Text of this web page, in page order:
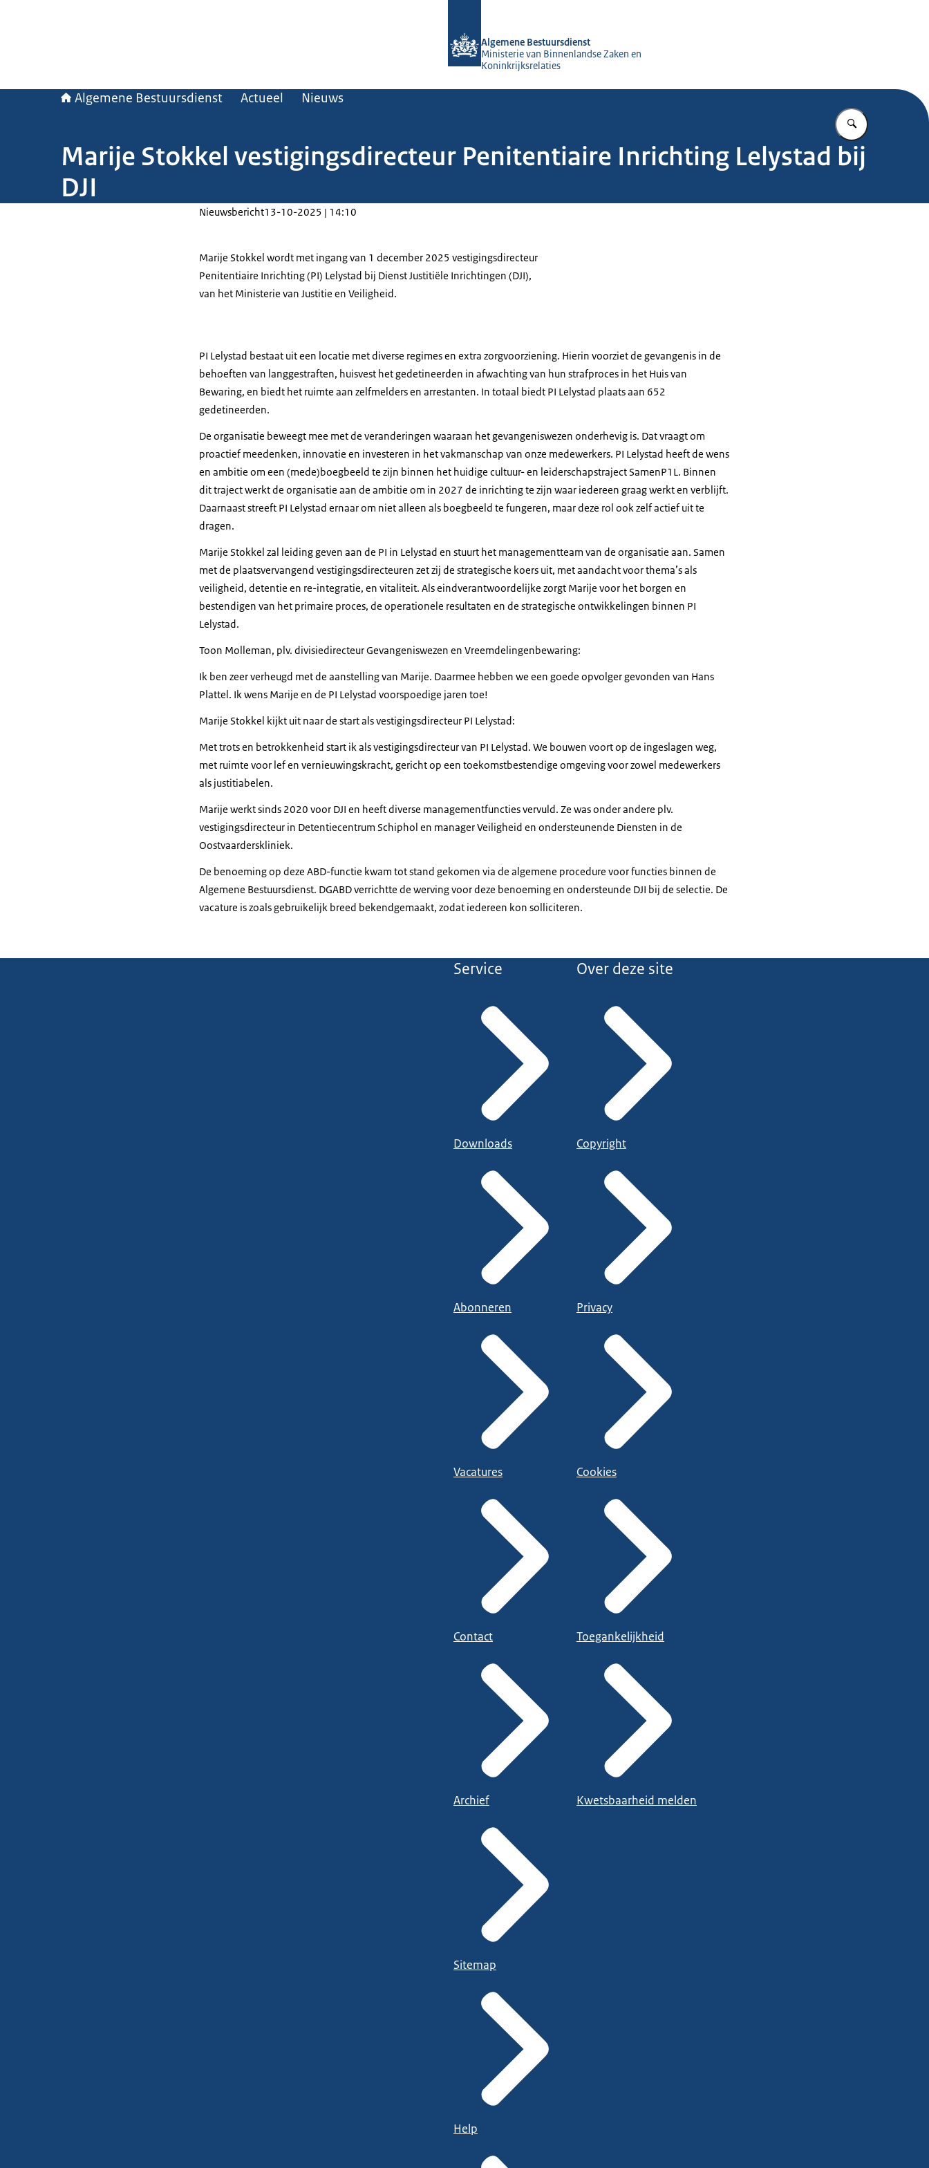
Algemene Bestuursdienst
Ministerie van Binnenlandse Zaken en
Koninkrijksrelaties
Algemene Bestuursdienst Actueel Nieuws
Vul in wat u
Marije Stokkel vestigingsdirecteur Penitentiaire Inrichting Lelystad bij
DJI
Nieuwsbericht13-10-2025 | 14:10
Marije Stokkel wordt met ingang van 1 december 2025 vestigingsdirecteur
Penitentiaire Inrichting (PI) Lelystad bij Dienst Justitiële Inrichtingen (DJI),
van het Ministerie van Justitie en Veiligheid.
PI Lelystad bestaat uit een locatie met diverse regimes en extra zorgvoorziening. Hierin voorziet de gevangenis in de
behoeften van langgestraften, huisvest het gedetineerden in afwachting van hun strafproces in het Huis van
Bewaring, en biedt het ruimte aan zelfmelders en arrestanten. In totaal biedt PI Lelystad plaats aan 652
gedetineerden.
De organisatie beweegt mee met de veranderingen waaraan het gevangeniswezen onderhevig is. Dat vraagt om
proactief meedenken, innovatie en investeren in het vakmanschap van onze medewerkers. PI Lelystad heeft de wens
en ambitie om een (mede)boegbeeld te zijn binnen het huidige cultuur- en leiderschapstraject SamenP1L. Binnen
dit traject werkt de organisatie aan de ambitie om in 2027 de inrichting te zijn waar iedereen graag werkt en verblijft.
Daarnaast streeft PI Lelystad ernaar om niet alleen als boegbeeld te fungeren, maar deze rol ook zelf actief uit te
dragen.
Marije Stokkel zal leiding geven aan de PI in Lelystad en stuurt het managementteam van de organisatie aan. Samen
met de plaatsvervangend vestigingsdirecteuren zet zij de strategische koers uit, met aandacht voor thema’s als
veiligheid, detentie en re-integratie, en vitaliteit. Als eindverantwoordelijke zorgt Marije voor het borgen en
bestendigen van het primaire proces, de operationele resultaten en de strategische ontwikkelingen binnen PI
Lelystad.
Toon Molleman, plv. divisiedirecteur Gevangeniswezen en Vreemdelingenbewaring:
Ik ben zeer verheugd met de aanstelling van Marije. Daarmee hebben we een goede opvolger gevonden van Hans
Plattel. Ik wens Marije en de PI Lelystad voorspoedige jaren toe!
Marije Stokkel kijkt uit naar de start als vestigingsdirecteur PI Lelystad:
Met trots en betrokkenheid start ik als vestigingsdirecteur van PI Lelystad. We bouwen voort op de ingeslagen weg,
met ruimte voor lef en vernieuwingskracht, gericht op een toekomstbestendige omgeving voor zowel medewerkers
als justitiabelen.
Marije werkt sinds 2020 voor DJI en heeft diverse managementfuncties vervuld. Ze was onder andere plv.
vestigingsdirecteur in Detentiecentrum Schiphol en manager Veiligheid en ondersteunende Diensten in de
Oostvaarderskliniek.
De benoeming op deze ABD-functie kwam tot stand gekomen via de algemene procedure voor functies binnen de
Algemene Bestuursdienst. DGABD verrichtte de werving voor deze benoeming en ondersteunde DJI bij de selectie. De
vacature is zoals gebruikelijk breed bekendgemaakt, zodat iedereen kon solliciteren.
Service
Downloads
Abonneren
Vacatures
Contact
Archief
Sitemap
Help
Over deze site
Copyright
Privacy
Cookies
Toegankelijkheid
Kwetsbaarheid melden